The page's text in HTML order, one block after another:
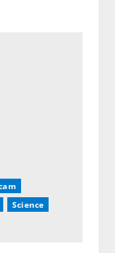
Science